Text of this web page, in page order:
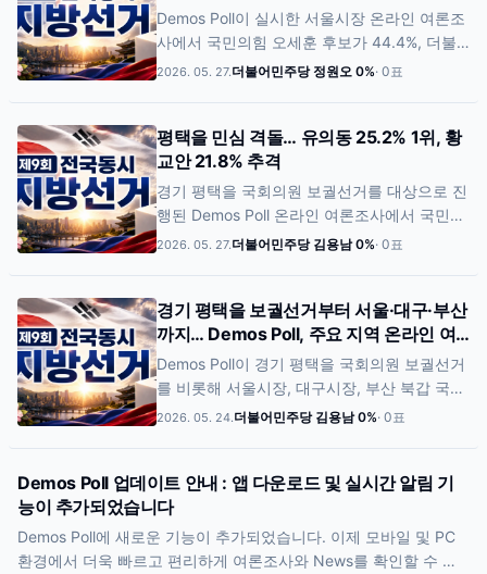
히 경합 구도로 분석된다. 다만 추경호 후보가
과반 지지율을 확보하며 상대적으로 우세한 흐
에서는 ‘지지 후보 없음·잘 모르겠다’ 응답이
5.6%에 그쳐 대구 지역 유권자들의 표심 결집
도가 높게 나타난 것으로 분석됐다.
전
Demos Poll이 실시한 서울시장 온라인 여론조
사에서 국민의힘 오세훈 후보가 44.4%, 더불
어민주당 정원오 후보가 40.1%를 기록한 것으
계적으로는 우열을 가리기 어려운 초박빙 접전
상태로 분석된다. 이메일 인증을 완료한 유효
투표자 187명을 기준으로 집계된 이번 조사에
서는 ‘지지 후보 없음·잘 모르겠다’ 응답이
를 좌우할 핵심 변수로 거론되고 있다.
2026. 05. 27.더불어민주당 정원오 0%· 0표
평택을 민심 격돌… 유의동 25.2% 1위, 황
교안 21.8% 추격
경기 평택을 국회의원 보궐선거를 대상으로 진
행된 Demos Poll 온라인 여론조사에서 국민의
힘 유의동 후보가 25.2%로 1위를 기록했다. 그
된 것으로 나타났다. 이어 조국혁신당 조국 후
보(20.7%)와 더불어민주당 김용남 후보
(19.9%)도 비슷한 지지율을 기록하며 상위 4
명의 후보가 모두 표본오차 범위(±6.0%p) 안
은 이메일 인증을 완료한 266명의 실제 참여자
를 기준으로 집계됐다.
2026. 05. 27.더불어민주당 김용남 0%· 0표
경기 평택을 보궐선거부터 서울·대구·부산
까지… Demos Poll, 주요 지역 온라인 여
론조사 시작
Demos Poll이 경기 평택을 국회의원 보궐선거
를 비롯해 서울시장, 대구시장, 부산 북갑 국회
의원 보궐선거 등 주요 지역 대상 온라인 시민
립적으로 확인하기 위한 목적으로 진행된다.
실시간 데이터 집계 및 댓글 기반 여론 분석 기
능도 함께 운영되며, 조사 결과는 선거 종료 이
후 공식 발표 자료와 비교 분석 자료로 활용될
2026. 05. 24.더불어민주당 김용남 0%· 0표
Demos Poll 업데이트 안내 : 앱 다운로드 및 실시간 알림 기
능이 추가되었습니다
Demos Poll에 새로운 기능이 추가되었습니다. 이제 모바일 및 PC
환경에서 더욱 빠르고 편리하게 여론조사와 News를 확인할 수 있